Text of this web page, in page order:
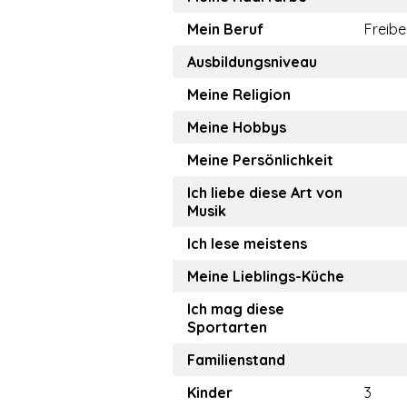
Mein Beruf
Ausbildungsniveau
Meine Religion
Meine Hobbys
Meine Persönlichkeit
Ich liebe diese Art von
Musik
Ich lese meistens
Meine Lieblings-Küche
Ich mag diese
Sportarten
Familienstand
Kinder
3